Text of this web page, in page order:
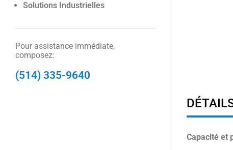
Solutions Industrielles
Pour assistance immédiate,
composez:
(514) 335-9640
Capacité et